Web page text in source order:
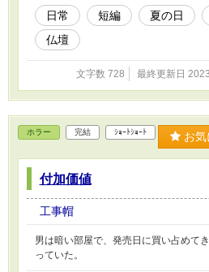
日常 短編 夏の日
仏壇
文字数 728 最終更新日
ホラー 完結 ｼｮｰﾄｼｮｰﾄ お
付加価値
工事帽
男は暗い部屋で、発売日に買い占めて
っていた。